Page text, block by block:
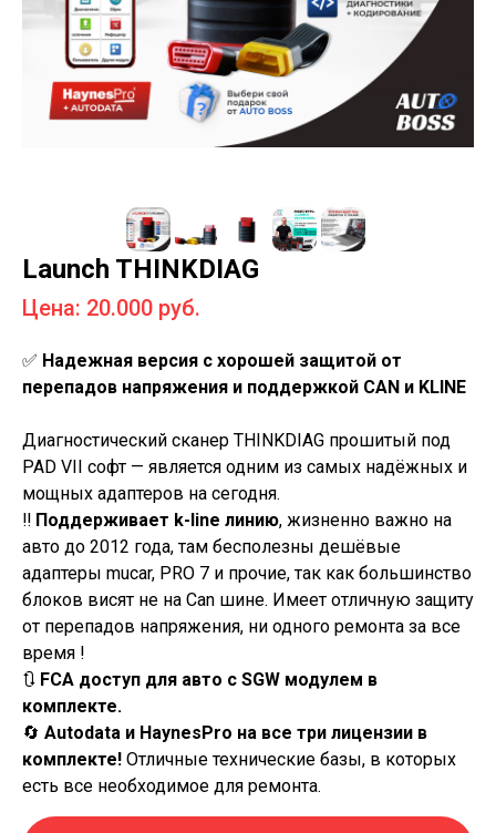
Launch THINKDIAG
Цена: 20.000 руб.
✅️ Надежная версия с хорошей защитой от
перепадов напряжения и поддержкой CAN и KLINE
Диагностический сканер THINKDIAG прошитый под
PAD VII софт — является одним из самых надёжных и
мощных адаптеров на сегодня.
‼️ Поддерживает k-line линию, жизненно важно на
авто до 2012 года, там бесполезны дешёвые
адаптеры mucar, PRO 7 и прочие, так как большинство
блоков висят не на Can шине. Имеет отличную защиту
от перепадов напряжения, ни одного ремонта за все
время !
🔃 FCA доступ для авто с SGW модулем в
комплекте.
🔄 Autodata и HaynesPro на все три лицензии в
комплекте! Отличные технические базы, в которых
есть все необходимое для ремонта.